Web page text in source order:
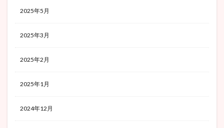
2025年5月
2025年3月
2025年2月
2025年1月
2024年12月